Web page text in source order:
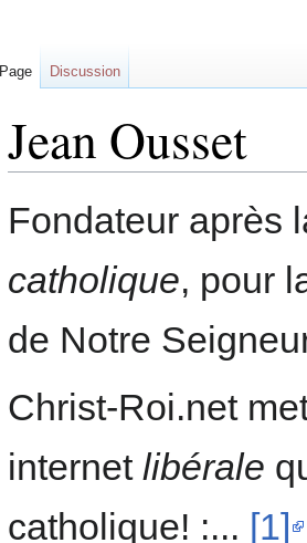
Jean Ousset
à
navigation
à
recherche
Fondateur après
catholique, pour
de Notre
Christ-Roi.net
internet libérale
catholique! :... [1]
Page Discussion